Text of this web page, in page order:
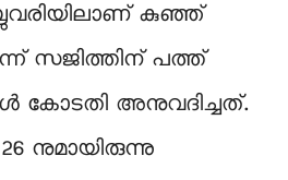
കുഞ്ഞ്
സജിത്തിന് പത്ത്
കോടതി അനുവദിച്ചത്.
നുമായിരുന്നു